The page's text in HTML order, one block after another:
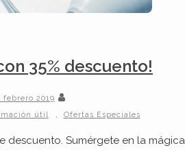
35% descuento!
febrero 2019
útil , Ofertas Especiales
descuento. Sumérgete en la mágica